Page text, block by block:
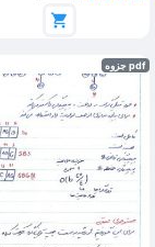
pdf جزوه